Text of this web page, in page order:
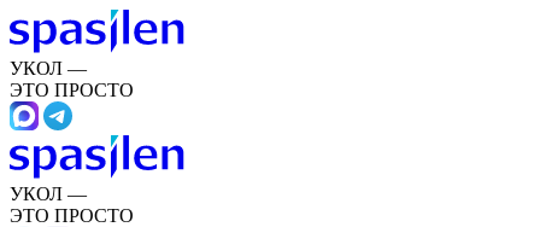
УКОЛ —
ЭТО ПРОСТО
УКОЛ —
ЭТО ПРОСТО